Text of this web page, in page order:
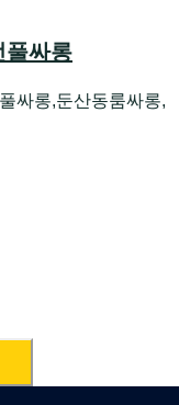
풀싸롱
싸롱,둔산동룸싸롱,